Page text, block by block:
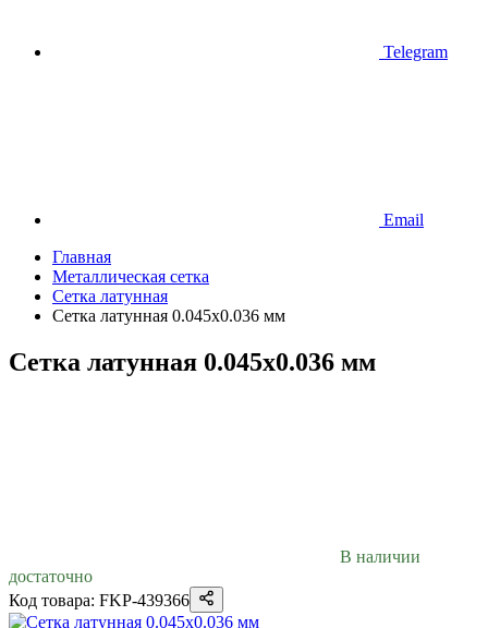
Telegram
Email
Главная
Металлическая сетка
Сетка латунная
Сетка латунная 0.045х0.036 мм
Сетка латунная 0.045х0.036 мм
В наличии
достаточно
Код товара: FKP-439366